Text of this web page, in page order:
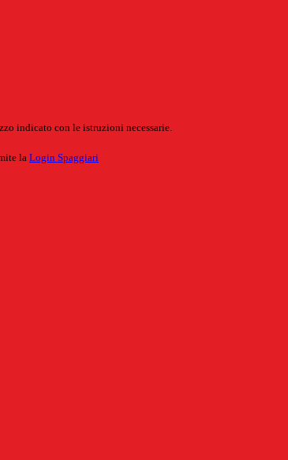
indicato con le istruzioni necessarie.
la Login Spaggiari